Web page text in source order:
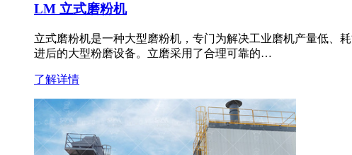
LM 立式磨粉机
立式磨粉机是一种大型磨粉机，专门为解决工业磨机产量低、
进后的大型粉磨设备。立磨采用了合理可靠的…
了解详情